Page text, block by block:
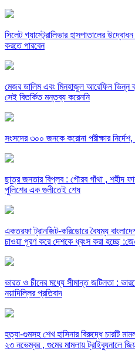
সিলেট গ্যাস্ট্রোলিভার হাসপাতালের
করতে পারবেন
মেজর ডালিম এবং মিনহাজুল আরেফিন ভিন্ন
সেই বিতর্কিত মন্তব্য করেননি
সংসদের ৩০০ জনকে করোনা পরীক্ষার নির্দেশ,
ছাত্র জনতার বিপ্লব : গৌরব গাঁথা , শহীদ
পুলিশের এক গুলীতেই শেষ
একতরফা ট্রানজিট-করিডোরে বৈষম্য
চাওয়া পূরণ করে দেশকে ধ্বংস করা হচ্ছে
ভারত ও চীনের মধ্যে সীমান্ত জটিলতা :
নয়াদিল্লির প্রতিবাদ
হত্যা-গুমসহ শেখ হাসিনার বিরুদ্ধে চারটি
২৩ নভেম্বর , গুমের মামলায় ট্রাইব্যুনালে